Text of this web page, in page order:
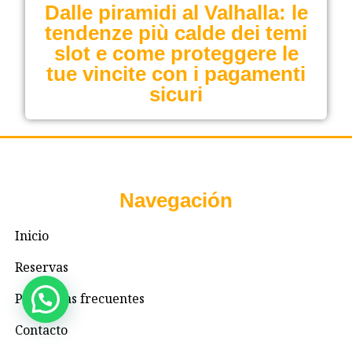
Dalle piramidi al Valhalla: le
tendenze più calde dei temi
slot e come proteggere le
tue vincite con i pagamenti
sicuri
Navegación
Inicio
Reservas
Preguntas frecuentes
Contacto